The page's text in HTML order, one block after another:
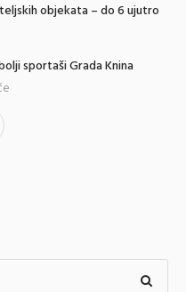
objekata – do 6 ujutro
sportaši Grada Knina